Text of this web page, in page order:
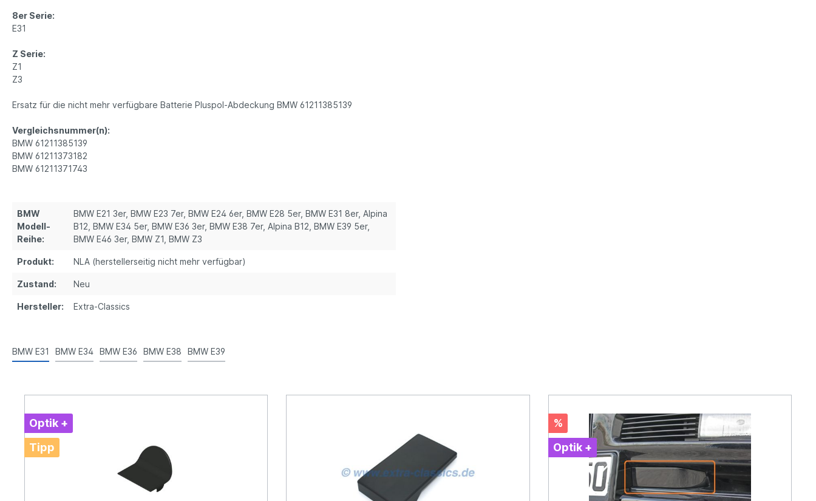
8er Serie:
E31
Z Serie:
Z1
Z3
Ersatz für die nicht mehr verfügbare Batterie Pluspol-Abdeckung BMW 61211385139
Vergleichsnummer(n):
BMW 61211385139
BMW 61211373182
BMW 61211371743
BMW
Modell-
Reihe:
BMW E21 3er, BMW E23 7er, BMW E24 6er, BMW E28 5er, BMW E31 8er, Alpina
B12 , BMW E34 5er, BMW E36 3er, BMW E38 7er, Alpina B12 , BMW E39 5er,
BMW E46 3er, BMW Z1 , BMW Z3
Produkt: NLA (herstellerseitig nicht mehr verfügbar)
Zustand: Neu
Hersteller: Extra-Classics
BMW E31 BMW E34 BMW E36 BMW E38 BMW E39
Optik +
Tipp
%
Optik +